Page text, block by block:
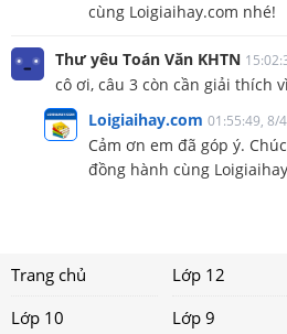
cùng Loigiaihay.com nhé!
Thư yêu Toán Văn KHTN
cô ơi, câu 3 còn cần giải thích
Loigiaihay.com 01:55:49, 8/
Cảm ơn em đã góp ý.
đồng hành cùng
Trang chủ Lớp 12
Lớp 10
Lớp 9